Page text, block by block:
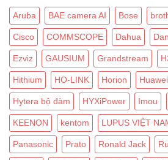
Aruba BAE camera AI Bose
Cisco COMMSCOPE Dahua
Ezviz GAUSIUM Grandstream
Hithium HO-LINK Horion
Hytera bộ đàm HYXiPower Imou
KEENON kentom LUPUS VIỆT
Panasonic Prato Ronald Jack